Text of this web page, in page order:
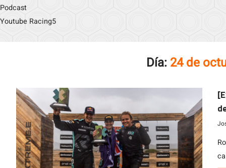
Podcast
Youtube Racing5
Día: 24 de